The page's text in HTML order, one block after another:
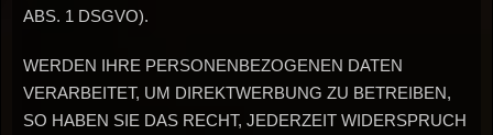
ABS. 1 DSGVO).
WERDEN IHRE PERSONENBEZOGENEN DATEN
VERARBEITET, UM DIREKTWERBUNG ZU BETREIBEN,
SO HABEN SIE DAS RECHT, JEDERZEIT WIDERSPRUCH